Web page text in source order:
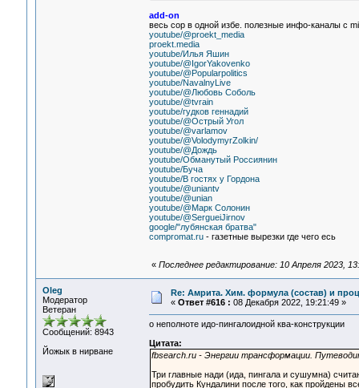
add-on
весь сор в одной избе. полезные инфо-каналы с
youtube/@proekt_media
proekt.media
youtube/Илья Яшин
youtube/@IgorYakovenko
youtube/@Popularpolitics
youtube/NavalnyLive
youtube/@Любовь Соболь
youtube/@tvrain
youtube/гудков геннадий
youtube/@Острый Угол
youtube/@varlamov
youtube/@VolodymyrZolkin/
youtube/@Дождь
youtube/Обманутый Россиянин
youtube/Буча
youtube/В гостях у Гордона
youtube/@uniantv
youtube/@unian
youtube/@Марк Солонин
youtube/@SergueiJirnov
google/"лубянская братва"
compromat.ru- газетные вырезки где чего есь
« Последнее редактирование: 10 Апреля 2023,
Oleg
Модератор
Ветеран
Сообщений: 8943
Йожык в нирване
Re: Амрита. Хим. формула (состав) и
« Ответ #616 : 08 Декабря 2022, 19:21:49 »
о неполноте идо-пингалоидной ква-конструкции
Цитата:
fbsearch.ru - Энергии трансформации.
Три главные нади (ида, пингала и сушумна)
пробудить Кундалини после того, как пройдены